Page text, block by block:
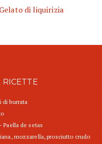
Gelato di liquirizia
RICETTE
di burrata
Paella de setas
mozzarella, prosciutto crudo